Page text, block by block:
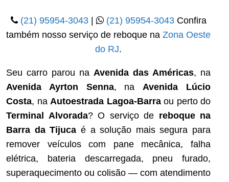
(21) 95954-3043| (21) 95954-3043Confira
também nosso serviço de reboque na Zona Oeste
do RJ.
Seu carro parou na Avenida das Américas, na
Avenida Ayrton Senna, na Avenida Lúcio
Costa, na Autoestrada Lagoa-Barraou perto do
Terminal Alvorada? O serviço de reboque na
Barra da Tijuca é a solução mais segura para
remover veículos com pane mecânica, falha
elétrica, bateria descarregada, pneu furado,
superaquecimento ou colisão — com atendimento